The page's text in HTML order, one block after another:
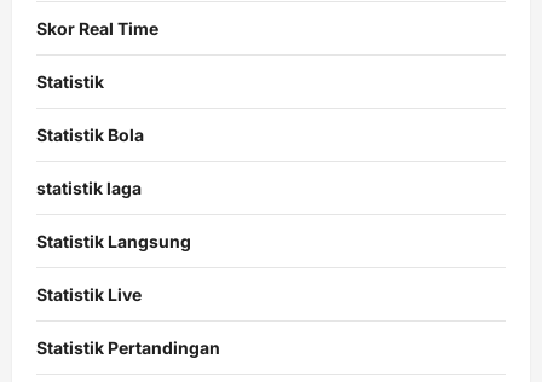
Skor Real Time
Statistik
Statistik Bola
statistik laga
Statistik Langsung
Statistik Live
Statistik Pertandingan